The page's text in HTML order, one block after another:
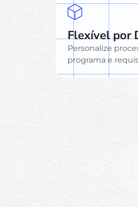
Flexível por
Personalize
programa e